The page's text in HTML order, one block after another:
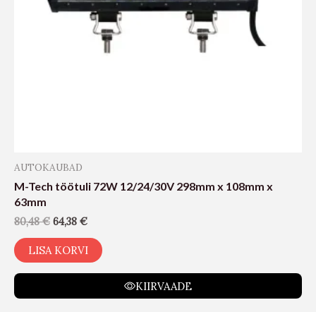
AUTOKAUBAD
M-Tech töötuli 72W 12/24/30V 298mm x 108mm x
63mm
80,48€ 64,38 €
LISA KORVI
KIIRVAADE